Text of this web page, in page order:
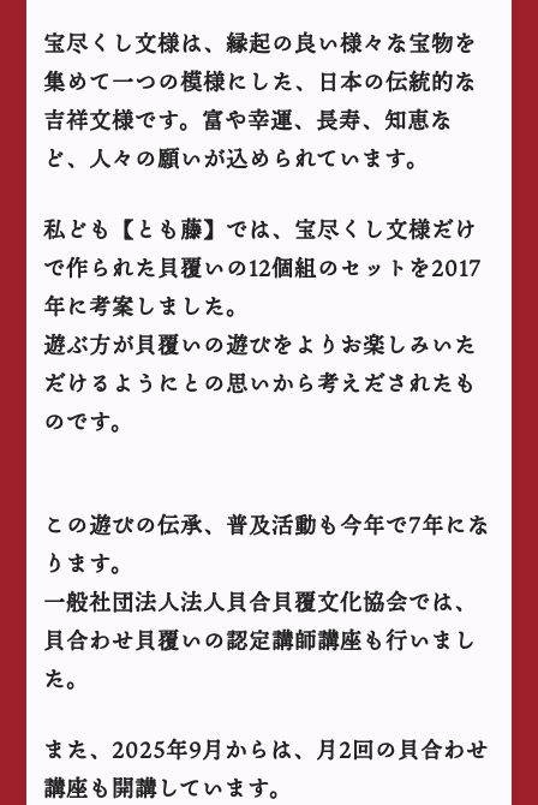
宝尽くし文様は、縁起の良い様々な宝物を
集めて一つの模様にした、日本の伝統的な
吉祥文様です。富や幸運、長寿、知恵な
ど、人々の願いが込められています。
私ども【とも藤】では、宝尽くし文様だけ
で作られた貝覆いの12個組のセットを2017
年に考案しました。
遊ぶ方が貝覆いの遊びをよりお楽しみいた
だけるようにとの思いから考えだされたも
のです。
この遊びの伝承、普及活動も今年で7年にな
ります。
一般社団法人法人貝合貝覆文化協会では、
貝合わせ貝覆いの認定講師講座も行いまし
た。
また、2025年9月からは、月2回の貝合わせ
講座も開講しています。